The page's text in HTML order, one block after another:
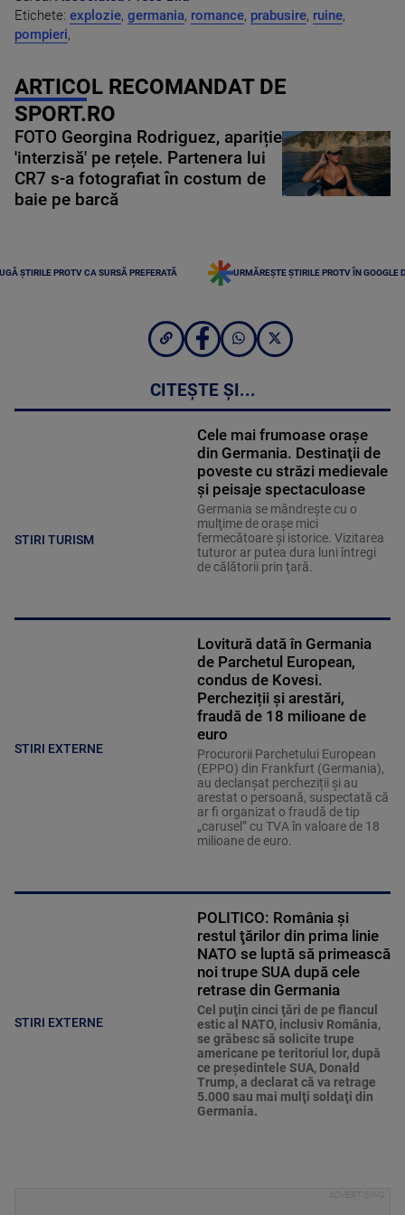
Etichete: explozie, germania, romance, prabusire, ruine,
pompieri,
ARTICOL RECOMANDAT DE
SPORT.RO
FOTO Georgina Rodriguez, apariție
'interzisă' pe rețele. Partenera lui
CR7 s-a fotografiat în costum de
baie pe barcă
ȘTIRILE PROTV CA SURSĂ PREFERATĂ URMĂREȘTE ȘTIRILE PROTV ÎN GOOGLE
CITEȘTE ȘI...
STIRI TURISM
Cele mai frumoase oraşe
din Germania. Destinaţii de
poveste cu străzi medievale
şi peisaje spectaculoase
Germania se mândreşte cu o
mulţime de oraşe mici
fermecătoare şi istorice. Vizitarea
tuturor ar putea dura luni întregi
de călătorii prin ţară.
STIRI EXTERNE
Lovitură dată în Germania
de Parchetul European,
condus de Kovesi.
Percheziții și arestări,
fraudă de 18 milioane de
euro
Procurorii Parchetului European
(EPPO) din Frankfurt (Germania),
au declanșat percheziții și au
arestat o persoană, suspectată că
ar fi organizat o fraudă de tip
„carusel” cu TVA în valoare de 18
milioane de euro.
STIRI EXTERNE
POLITICO: România și
restul ţărilor din prima linie
NATO se luptă să primească
noi trupe SUA după cele
retrase din Germania
Cel puţin cinci ţări de pe flancul
estic al NATO, inclusiv România,
se grăbesc să solicite trupe
americane pe teritoriul lor, după
ce preşedintele SUA, Donald
Trump, a declarat că va retrage
5.000 sau mai mulţi soldaţi din
Germania.